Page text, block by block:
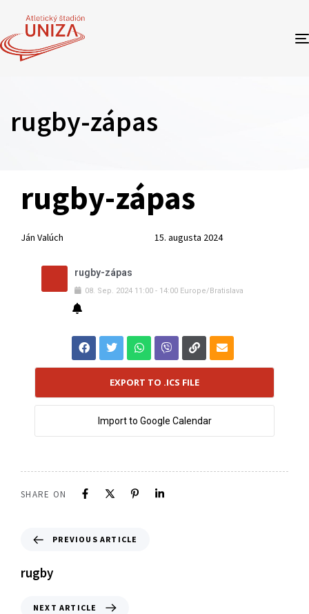
rugby-zápas
IN:
rugby-zápas
Ján Valúch
on:
15. augusta 2024
rugby-zápas
08. Sep. 2024 11:00 - 14:00 Europe/Bratislava
EXPORT TO .ICS FILE
Import to Google Calendar
SHARE ON
PREVIOUS ARTICLE
rugby
NEXT ARTICLE